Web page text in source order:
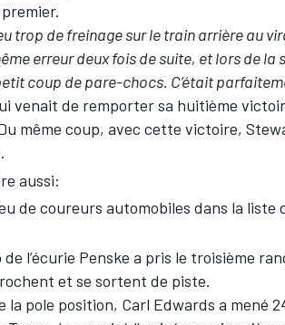
trop de freinage sur le train arrière au
erreur deux fois de suite, et lors de la
coup de pare-chocs. C’était
venait de remporter sa huitième
même coup, avec cette victoire,
aussi:
de coureurs automobiles dans la liste
de l’écurie Penske a pris le troisième
et se sortent de piste.
la pole position, Carl Edwards a mené